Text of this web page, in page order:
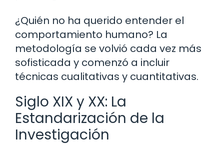
¿Quién no ha querido entender el
comportamiento humano? La
metodología se volvió cada vez más
sofisticada y comenzó a incluir
técnicas cualitativas y cuantitativas.
Siglo XIX y XX: La
Estandarización de la
Investigación